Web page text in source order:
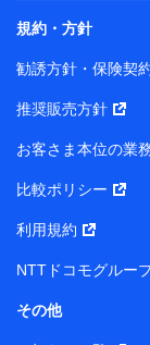
当社は株式会
との間で、以
す。
【共同して利
当社または株
の個人データ
基本情報
性、連絡先、d
所、dポイント
規約・方針
勧誘方針・保険契
推奨販売方針
お客さま本位の業
比較ポリシー
利用規約
NTTドコモグルー
その他